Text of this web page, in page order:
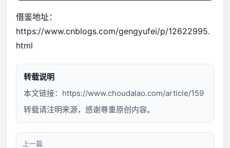
借鉴地址：
https://www.cnblogs.com/gengyufei/p/12622995.
html
转载说明
本文链接： https://www.choudalao.com/article/159
转载请注明来源，感谢尊重原创内容。
上一篇